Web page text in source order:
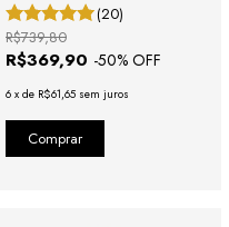
(20)
R$369,90 -50% OFF
R$739,80
6 x de R$61,65 sem juros